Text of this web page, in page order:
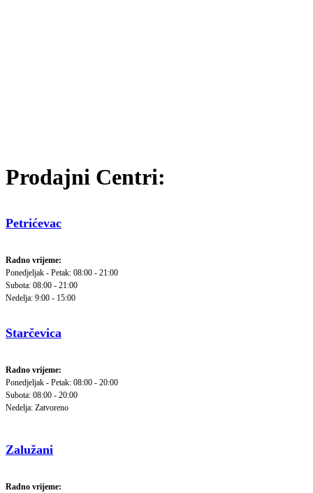
Prodajni Centri:
Petrićevac
Radno vrijeme:
Ponedjeljak - Petak: 08:00 - 21:00
Subota: 08:00 - 21:00
Nedelja: 9:00 - 15:00
Starčevica
Radno vrijeme:
Ponedjeljak - Petak: 08:00 - 20:00
Subota: 08:00 - 20:00
Nedelja: Zatvoreno
Zalužani
Radno vrijeme: